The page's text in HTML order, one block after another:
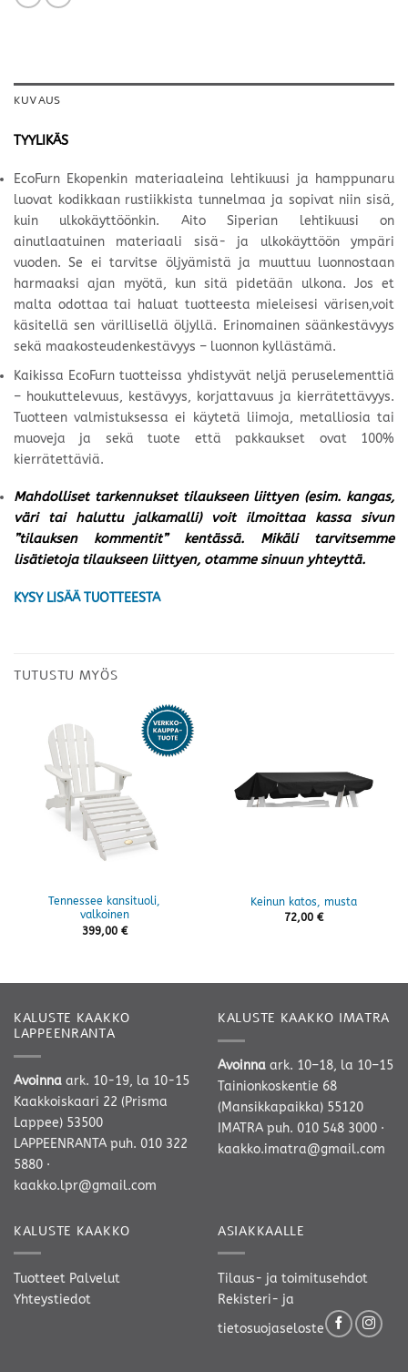
KUVAUS
TYYLIKÄS
EcoFurn Ekopenkin materiaaleina lehtikuusi ja hamppunaru
luovat kodikkaan rustiikkista tunnelmaa ja sopivat niin sisä,
kuin ulkokäyttöönkin. Aito Siperian lehtikuusi on
ainutlaatuinen materiaali sisä- ja ulkokäyttöön ympäri
vuoden. Se ei tarvitse öljyämistä ja muuttuu luonnostaan
harmaaksi ajan myötä, kun sitä pidetään ulkona. Jos et
malta odottaa tai haluat tuotteesta mieleisesi värisen,voit
käsitellä sen värillisellä öljyllä. Erinomainen säänkestävyys
sekä maakosteudenkestävyys – luonnon kyllästämä.
Kaikissa EcoFurn tuotteissa yhdistyvät neljä peruselementtiä
– houkuttelevuus, kestävyys, korjattavuus ja kierrätettävyys.
Tuotteen valmistuksessa ei käytetä liimoja, metalliosia tai
muoveja ja sekä tuote että pakkaukset ovat 100%
kierrätettäviä.
Mahdolliset tarkennukset tilaukseen liittyen (esim. kangas,
väri tai haluttu jalkamalli) voit ilmoittaa kassa sivun
”tilauksen kommentit” kentässä. Mikäli tarvitsemme
lisätietoja tilaukseen liittyen, otamme sinuun yhteyttä.
KYSY LISÄÄ TUOTTEESTA
TUTUSTU MYÖS
Tennessee kansituoli,
valkoinen
399,00 €
Keinun katos, musta
72,00 €
KALUSTE KAAKKO
LAPPEENRANTA
Avoinna ark. 10-19, la 10-15
Kaakkoiskaari 22 (Prisma
Lappee) 53500
LAPPEENRANTA puh. 010 322
5880 ·
kaakko.lpr@gmail.com
KALUSTE KAAKKO IMATRA
Avoinna ark. 10–18, la 10–15
Tainionkoskentie 68
(Mansikkapaikka) 55120
IMATRA puh. 010 548 3000 ·
kaakko.imatra@gmail.com
KALUSTE KAAKKO
Tuotteet Palvelut
Yhteystiedot
ASIAKKAALLE
Tilaus- ja toimitusehdot
Rekisteri- ja
tietosuojaseloste